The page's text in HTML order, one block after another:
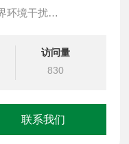
环境干扰
数据
大规模网格化布点
访问量
830
联系我们